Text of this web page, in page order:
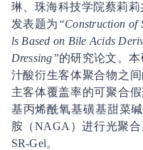
琳、珠海科技学院蔡莉
发表题为 “Construction of
ls Based on Bile Acids
Dressing”的研究论文。
汁酸衍生客体聚合物之间
主客体覆盖率的可聚合
基丙烯酰氧基磺基甜菜
胺（NAGA）进行光聚
SR-Gel。